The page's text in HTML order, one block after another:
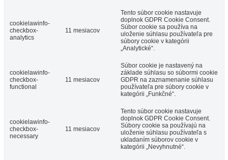
cookielawinfo-
checkbox-
analytics
11 mesiacov
Tento súbor cookie nastavuje
doplnok GDPR Cookie Consent.
Súbor cookie sa používa na
uloženie súhlasu používateľa pre
súbory cookie v kategórii
„Analytické“.
cookielawinfo-
checkbox-
functional
11 mesiacov
Súbor cookie je nastavený na
základe súhlasu so súbormi cookie
GDPR na zaznamenanie súhlasu
používateľa pre súbory cookie v
kategórii „Funkčné“.
cookielawinfo-
checkbox-
necessary
11 mesiacov
Tento súbor cookie nastavuje
doplnok GDPR Cookie Consent.
Súbory cookie sa používajú na
uloženie súhlasu používateľa s
ukladaním súborov cookie v
kategórii „Nevyhnutné“.